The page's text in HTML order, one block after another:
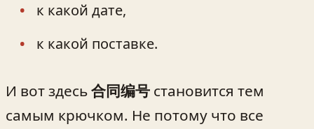
к какой дате,
к какой поставке.
И вот здесь合同编号 становится тем
самым крючком. Не потому что все